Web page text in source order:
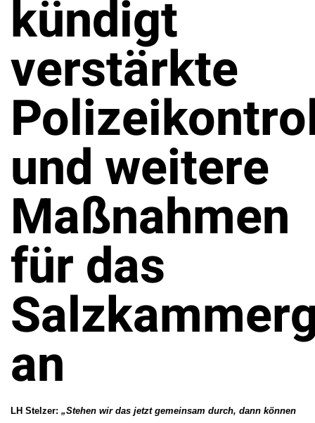
kündigt
verstärkte
und weitere
Maßnahmen
für das
an
LH Stelzer: „Stehen wir das jetzt gemeinsam durch, dann können